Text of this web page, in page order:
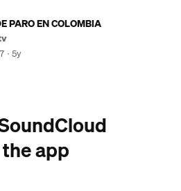
PARO EN COLOMBIA
5y
app